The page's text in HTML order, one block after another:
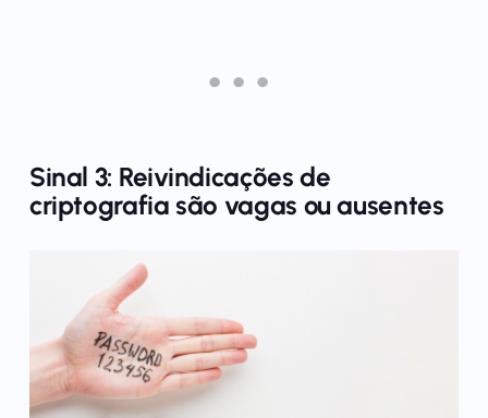
Sinal 3: Reivindicações de
criptografia são vagas ou ausentes